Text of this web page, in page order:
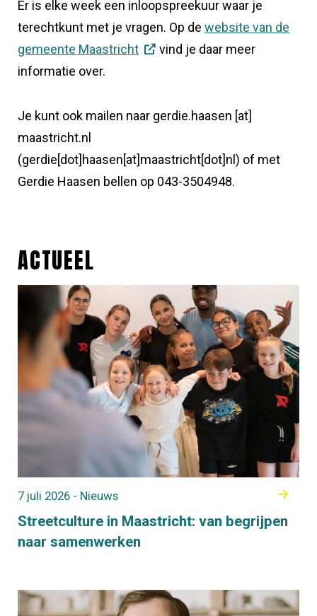
Er is elke week een inloopspreekuur waar je
terechtkunt met je vragen. Op de website van de
gemeente Maastricht
vind je daar meer
informatie over.
Je kunt ook mailen naar gerdie.haasen [at]
maastricht.nl
(gerdie[dot]haasen[at]maastricht[dot]nl) of met
Gerdie Haasen bellen op 043-3504948.
ACTUEEL
Streetculture in Maastricht: van begrijpen
naar samenwerken
7 juli 2026 - Nieuws